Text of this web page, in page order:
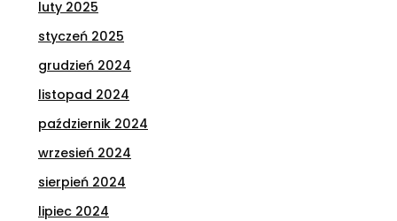
luty 2025
styczeń 2025
grudzień 2024
listopad 2024
październik 2024
wrzesień 2024
sierpień 2024
lipiec 2024